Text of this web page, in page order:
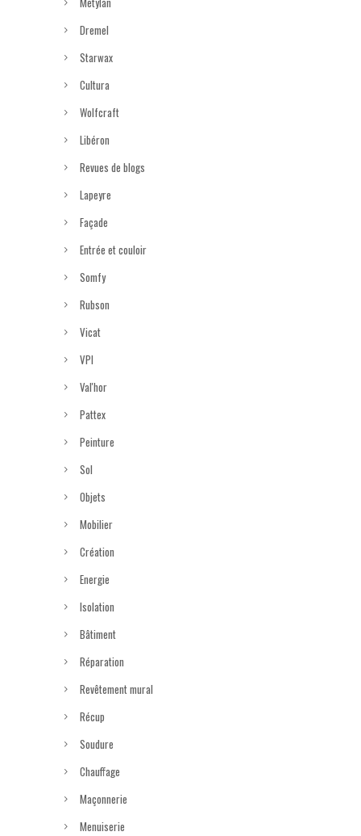
Dremel
Starwax
Cultura
Wolfcraft
Libéron
Revues de blogs
Lapeyre
Façade
Entrée et couloir
Somfy
Rubson
Vicat
VPI
Val'hor
Pattex
Peinture
Sol
Objets
Mobilier
Création
Energie
Isolation
Bâtiment
Réparation
Revêtement mural
Récup
Soudure
Chauffage
Maçonnerie
Menuiserie